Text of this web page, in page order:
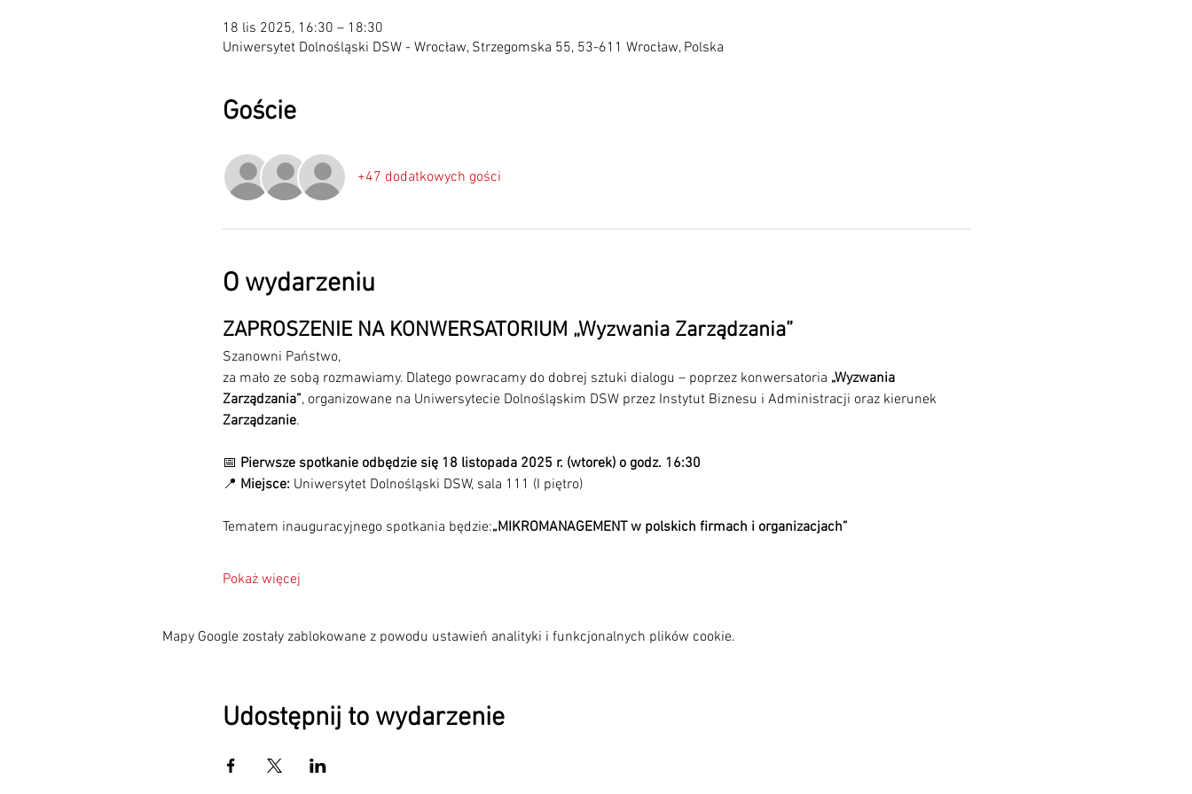
18 lis 2025, 16:30 – 18:30
Uniwersytet Dolnośląski DSW - Wrocław, Strzegomska 55, 53-611 Wrocław, Polska
Goście
+47 dodatkowych gości
O wydarzeniu
ZAPROSZENIE NA KONWERSATORIUM „Wyzwania Zarządzania”
Szanowni Państwo,
za mało ze sobą rozmawiamy. Dlatego powracamy do dobrej sztuki dialogu – poprzez konwersatoria „Wyzwania
Zarządzania”, organizowane na Uniwersytecie Dolnośląskim DSW przez Instytut Biznesu i Administracji oraz kierunek
Zarządzanie.
📅 Pierwsze spotkanie odbędzie się 18 listopada 2025 r. (wtorek) o godz. 16:30
📍 Miejsce: Uniwersytet Dolnośląski DSW, sala 111 (I piętro)
Tematem inauguracyjnego spotkania będzie:„MIKROMANAGEMENT w polskich firmach i organizacjach”
Pokaż więcej
Mapy Google zostały zablokowane z powodu ustawień analityki i funkcjonalnych plików cookie.
Udostępnij to wydarzenie